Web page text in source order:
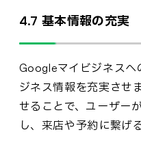
4.7 基本情報の充実
Googleマイビジネスへ
ジネス情報を充実させ
せることで、ユーザー
し、来店や予約に繋げ